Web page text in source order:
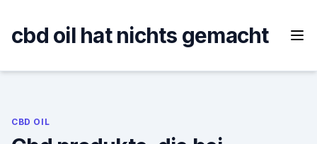
content
cbd oil hat nichts gemacht
CBD OIL